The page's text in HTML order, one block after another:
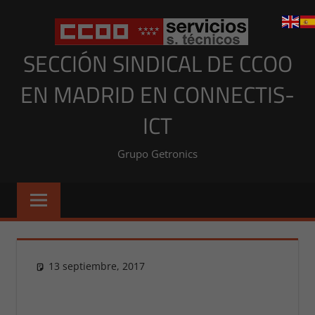
SECCIÓN SINDICAL DE CCOO
EN MADRID EN CONNECTIS-
ICT
Grupo Getronics
13 septiembre, 2017